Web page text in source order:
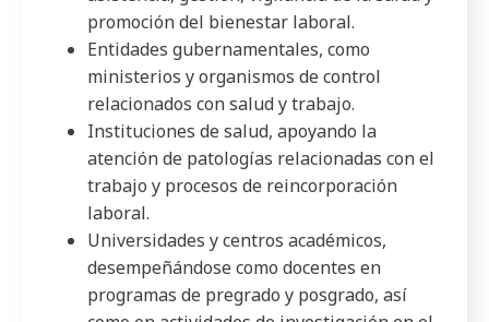
promoción del bienestar laboral.
Entidades gubernamentales, como
ministerios y organismos de control
relacionados con salud y trabajo.
Instituciones de salud, apoyando la
atención de patologías relacionadas con el
trabajo y procesos de reincorporación
laboral.
Universidades y centros académicos,
desempeñándose como docentes en
programas de pregrado y posgrado, así